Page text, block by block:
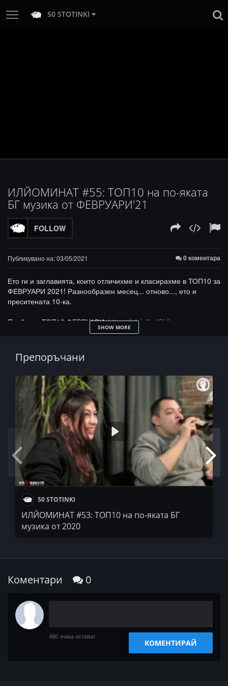
50 STOTINKI
ИЛЙОМИНАТ #55: ТОП10 на по-яката
БГ музика от ФЕВРУАРИ'21
FOLLOW
Публикувано на: 03/05/2021 0 коментара
Ето ги и заглавията, които отличихме и класирахме в ТОП10 за
ФЕВРУАРИ 2021! Разнообразен месец... отново..., ето и
преситената 10-ка.
Плейлист ТОП10 ФЕВРУАРИ:https://bit.ly/3sJCklk​
https://bit.ly/38eApNL​
ЙоМРУК Мърч -
ЙоМРУК!: FB:https://bit.ly/2xeNMxu​​​
https://bit.ly/2ILgX0e​​​
https://bit.ly/2Lqb8mF​​​
SHOW MORE
Препоръчани
50 STOTINKI
ИЛЙОМИНАТ #53: ТОП10 на по-яката БГ
музика от 2020
Коментари 0
480 знака остават
КОМЕНТИРАЙ